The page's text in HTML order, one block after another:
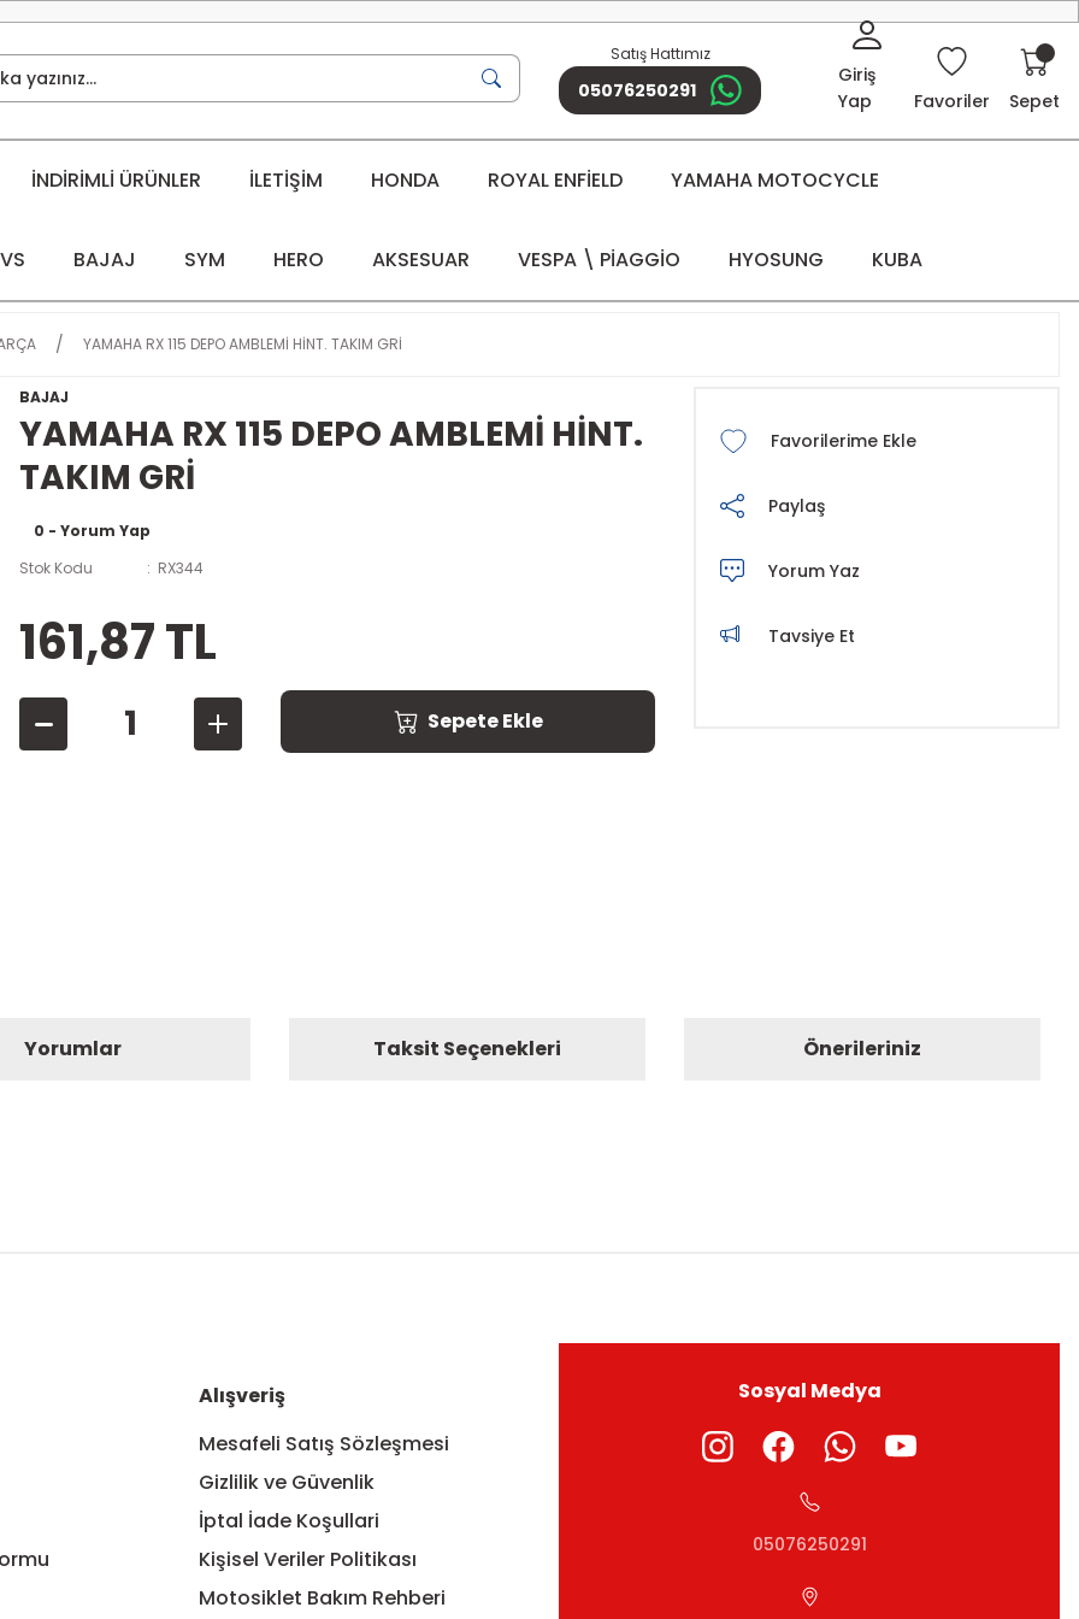
Satış Hattımız
05076250291
Giriş
Yap
Favoriler Sepet
İNDİRİMLİ ÜRÜNLER İLETİŞİM HONDA ROYAL ENFİELD YAMAHA MOTOCYCLE
BAJAJ SYM HERO AKSESUAR VESPA \ PİAGGİO HYOSUNG KUBA
YAMAHA RX 115 DEPO AMBLEMİ HİNT. TAKIM GRİ
BAJAJ
YAMAHA RX 115 DEPO AMBLEMİ HİNT.
TAKIM GRİ
0 - Yorum Yap
Stok Kodu
RX344
161,87 TL
Sepete Ekle
Paylaş
Yorum Yaz
Tavsiye Et
Yorumlar Taksit Seçenekleri Önerileriniz
Alışveriş
Mesafeli Satış Sözleşmesi
Gizlilik ve Güvenlik
İptal İade Koşullari
Kişisel Veriler Politikası
Motosiklet Bakım Rehberi
Sosyal Medya
05076250291